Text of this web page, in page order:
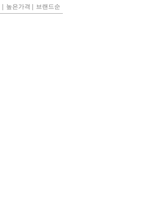
높은가격 브랜드순